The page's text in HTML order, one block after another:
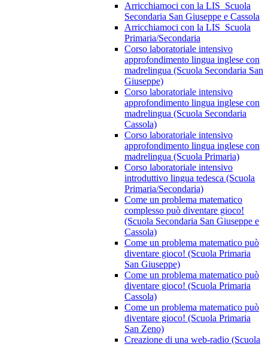
Arricchiamoci con la LIS_Scuola
Secondaria San Giuseppe e Cassola
Arricchiamoci con la LIS_Scuola
Primaria/Secondaria
Corso laboratoriale intensivo
approfondimento lingua inglese con
madrelingua (Scuola Secondaria San
Giuseppe)
Corso laboratoriale intensivo
approfondimento lingua inglese con
madrelingua (Scuola Secondaria
Cassola)
Corso laboratoriale intensivo
approfondimento lingua inglese con
madrelingua (Scuola Primaria)
Corso laboratoriale intensivo
introduttivo lingua tedesca (Scuola
Primaria/Secondaria)
Come un problema matematico
complesso può diventare gioco!
(Scuola Secondaria San Giuseppe e
Cassola)
Come un problema matematico può
diventare gioco! (Scuola Primaria
San Giuseppe)
Come un problema matematico può
diventare gioco! (Scuola Primaria
Cassola)
Come un problema matematico può
diventare gioco! (Scuola Primaria
San Zeno)
Creazione di una web-radio (Scuola